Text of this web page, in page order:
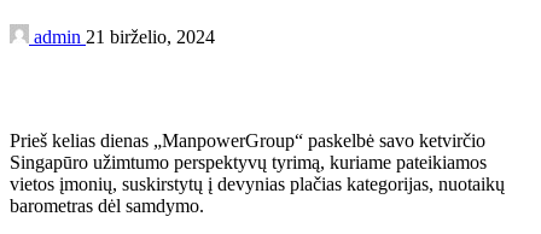
admin 21 birželio, 2024
Prieš kelias dienas „ManpowerGroup“ paskelbė savo ketvirčio
Singapūro užimtumo perspektyvų tyrimą, kuriame pateikiamos
vietos įmonių, suskirstytų į devynias plačias kategorijas, nuotaikų
barometras dėl samdymo.